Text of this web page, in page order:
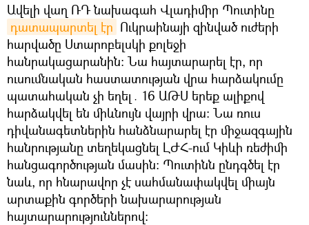
Ավելի վաղ ՌԴ նախագահ Վլադիմիր Պուտինը
դատապարտել էր Ուկրաինայի զինված ուժերի
հարվածը Ստարոբելսկի քոլեջի
հանրակացարանին։ Նա հայտարարել էր, որ
ուսումնական հաստատության վրա հարձակումը
պատահական չի եղել․ 16 ԱԹՍ երեք ալիքով
հարձակվել են միևնույն վայրի վրա։ Նա ռուս
դիվանագետներին հանձնարարել էր միջազգային
հանրությանը տեղեկացնել ԼԺՀ-ում Կիևի ռեժիմի
հանցագործության մասին։ Պուտինն ընդգծել էր
նաև, որ հնարավոր չէ սահմանափակվել միայն
արտաքին գործերի նախարարության
հայտարարություններով։